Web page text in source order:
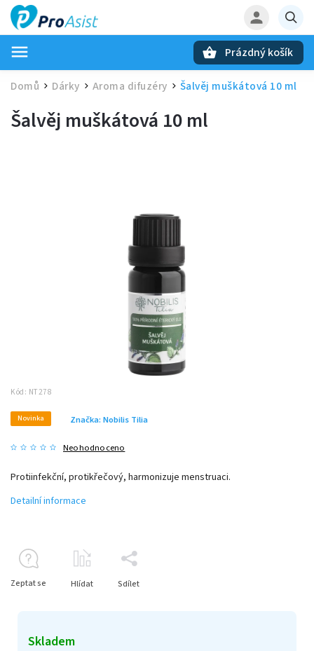
Prázdný košík
Domů / Dárky / Aroma difuzéry / Šalvěj muškátová 10 ml
Šalvěj muškátová 10 ml
Kód: NT278
Novinka
Neohodnoceno
Značka: Nobilis Tilia
Skladem
Protiinfekční, protikřečový, harmonizuje menstruaci.
Detailní informace
Zeptat se Hlídat Sdílet